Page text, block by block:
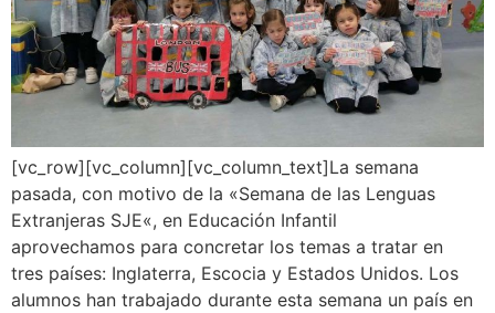
[vc_row][vc_column][vc_column_text]La semana
pasada, con motivo de la «Semana de las Lenguas
Extranjeras SJE«, en Educación Infantil
aprovechamos para concretar los temas a tratar en
tres países: Inglaterra, Escocia y Estados Unidos. Los
alumnos han trabajado durante esta semana un país en